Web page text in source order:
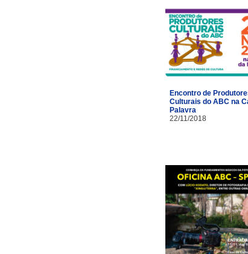
Encontro de
Culturais do ABC na
Palavra
22/11/2018